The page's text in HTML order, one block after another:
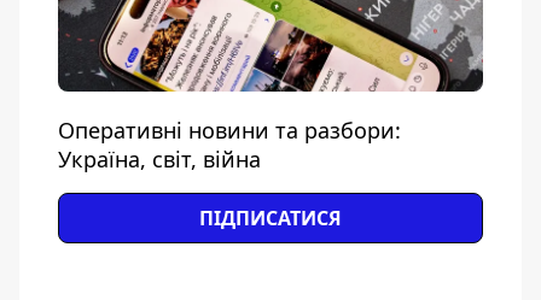
Оперативні новини та разбори:
Україна, світ, війна
ПІДПИСАТИСЯ